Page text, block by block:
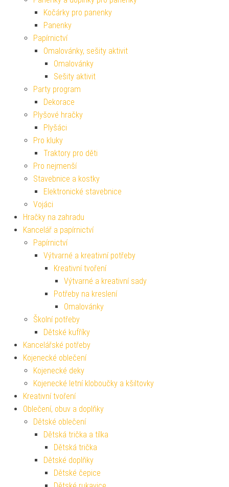
Kočárky pro panenky
Panenky
Papírnictví
Omalovánky, sešity aktivit
Omalovánky
Sešity aktivit
Party program
Dekorace
Plyšové hračky
Plyšáci
Pro kluky
Traktory pro děti
Pro nejmenší
Stavebnice a kostky
Elektronické stavebnice
Vojáci
Hračky na zahradu
Kancelář a papírnictví
Papírnictví
Výtvarné a kreativní potřeby
Kreativní tvoření
Výtvarné a kreativní sady
Potřeby na kreslení
Omalovánky
Školní potřeby
Dětské kufříky
Kancelářské potřeby
Kojenecké oblečení
Kojenecké deky
Kojenecké letní kloboučky a kšiltovky
Kreativní tvoření
Oblečení, obuv a doplňky
Dětské oblečení
Dětská trička a tílka
Dětská trička
Dětské doplňky
Dětské čepice